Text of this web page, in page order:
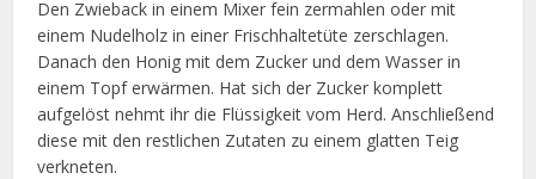
Den Zwieback in einem Mixer fein zermahlen oder mit
einem Nudelholz in einer Frischhaltetüte zerschlagen.
Danach den Honig mit dem Zucker und dem Wasser in
einem Topf erwärmen. Hat sich der Zucker komplett
aufgelöst nehmt ihr die Flüssigkeit vom Herd. Anschließend
diese mit den restlichen Zutaten zu einem glatten Teig
verkneten.